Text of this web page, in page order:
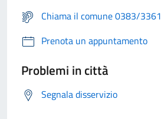
Chiama il comune 0383/3361
Prenota un appuntamento
Problemi in città
Segnala disservizio